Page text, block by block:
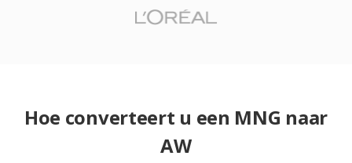
Hoe converteert u een MNG naar
AW